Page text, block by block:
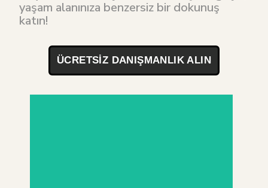
yaşam alanınıza benzersiz bir dokunuş
katın!
ÜCRETSIZ DANIŞMANLIK ALIN